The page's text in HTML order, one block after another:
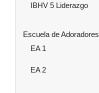
IBHV 5 Liderazgo
Escuela de Adoradores
EA 1
EA 2